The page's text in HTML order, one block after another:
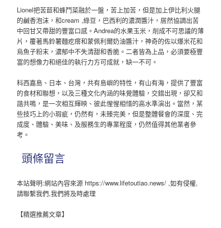
Lionel把苦苣和蜂鬥菜融於一盤，苦上加苦，但是加上伊比利火腿
的鹹香泡沫，和cream ,綠豆，巴西利的濃潤醬汁，居然協調出苦
中回甘又帶甜的豐富口感。Andrea的水果玉米，削成不可思議的薄
片，覆著馬鈴薯麵疙瘩和蒙佩利爾奶油醬汁，神奇的佐以爆米花和
烏魚子粉末，濃郁中不失清甜和香脆。二者皆為上品，必須要極豐
富的想像力和絕佳的執行力方可成就，缺一不可。
科西嘉島、日本、台灣，共有島嶼的特性，有山有海，提供了豐富
的食材和聯想，以及三種文化內涵的味覺體驗，交錯出現，卻又和
諧共鳴，是一次相互輝映、彼此惺惺相惜的高水準演出。當然，某
些技巧上的小瑕疵，仍然有，未臻完美，但是整體餐會的深度、完
成度、體驗、美味、及服務生的專業程度，仍然值得其他業者參
考。
頭條留言
本站聲明:網站內容來源 https://www.lifetoutiao.news/ ,如有侵權,
請聯繫我們,我們將及時處理
【精選推薦文章】